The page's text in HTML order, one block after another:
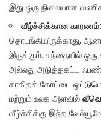
இது ஒரு நிலையான
வீழ்ச்சிக்கான காரணம்:
தொடங்கியிருக்காது,
இருக்கும். சந்தையில்
அல்லது அடுத்தகட்ட
காகிதக் கோட்டை
மற்றும் உலக அளவில்
வீழ்ச்சிக்கு இந்த